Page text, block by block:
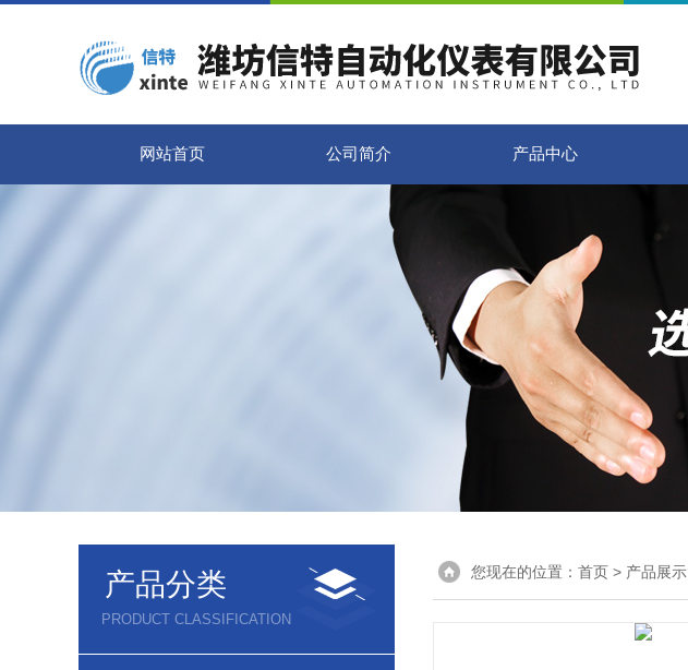
网站首页 公司简介 产品中心
产品分类
PRODUCT CLASSIFICATION
您现在的位置： 首页 > 产品展示